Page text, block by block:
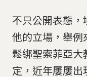
不只公開表態，
他的立場，舉
鬆綁聖索菲亞
定，近年屢屢